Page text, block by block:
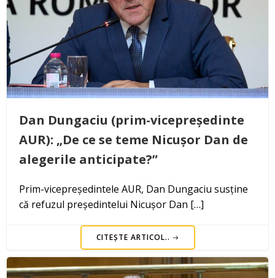
Dan Dungaciu (prim-vicepreședinte
AUR): „De ce se teme Nicușor Dan de
alegerile anticipate?”
Prim-vicepreședintele AUR, Dan Dungaciu susține
că refuzul președintelui Nicușor Dan […]
CITEȘTE ARTICOL..